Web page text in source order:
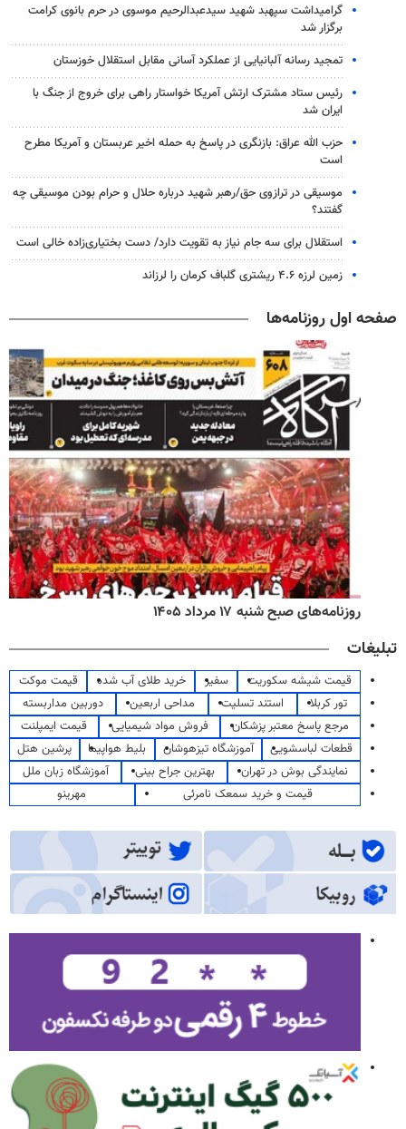
گرامیداشت سپهبد شهید سیدعبدالرحیم موسوی در حرم بانوی کرامت
برگزار شد
تمجید رسانه آلبانیایی از عملکرد آسانی مقابل استقلال خوزستان
رئیس ستاد مشترک ارتش آمریکا خواستار راهی برای خروج از جنگ با
ایران شد
حزب الله عراق: بازنگری در پاسخ به حمله اخیر عربستان و آمریکا مطرح
است
موسیقی در ترازوی حق/رهبر شهید درباره حلال و حرام بودن موسیقی چه
گفتند؟
استقلال برای سه جام نیاز به تقویت دارد/ دست بختیاری‌زاده خالی است
زمین لرزه ۴.۶ ریشتری گلباف کرمان را لرزاند
صفحه اول روزنامه‌ها
روزنامه‌های صبح شنبه ۱۷ مرداد ۱۴۰۵
تبلیغات
قیمت شیشه سکوریت سفیر خرید طلای آب شده
قیمت موکت
تور کربلا
استند تسلیت مداحی اربعین
دوربین مداربسته
مرجع پاسخ معتبر پزشکان
فروش مواد شیمیایی
قیمت ایمپلنت
قطعات لباسشویی
آموزشگاه تیزهوشان بلیط هواپیما
پرشین هتل
نمایندگی بوش در تهران
بهترین جراح بینی
آموزشگاه زبان ملل
قیمت و خرید سمعک نامرئی
مهرینو